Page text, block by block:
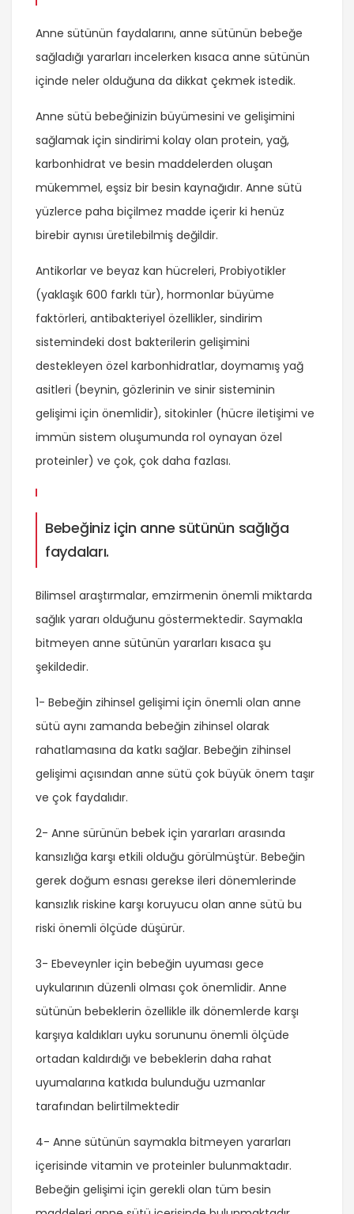
Anne sütünün faydalarını, anne sütünün bebeğe
sağladığı yararları incelerken kısaca anne sütünün
içinde neler olduğuna da dikkat çekmek istedik.
Anne sütü bebeğinizin büyümesini ve gelişimini
sağlamak için sindirimi kolay olan protein, yağ,
karbonhidrat ve besin maddelerden oluşan
mükemmel, eşsiz bir besin kaynağıdır. Anne sütü
yüzlerce paha biçilmez madde içerir ki henüz
birebir aynısı üretilebilmiş değildir.
Antikorlar ve beyaz kan hücreleri, Probiyotikler
(yaklaşık 600 farklı tür), hormonlar büyüme
faktörleri, antibakteriyel özellikler, sindirim
sistemindeki dost bakterilerin gelişimini
destekleyen özel karbonhidratlar, doymamış yağ
asitleri (beynin, gözlerinin ve sinir sisteminin
gelişimi için önemlidir), sitokinler (hücre iletişimi ve
immün sistem oluşumunda rol oynayan özel
proteinler) ve çok, çok daha fazlası.
Bebeğiniz için anne sütünün sağlığa
faydaları.
Bilimsel araştırmalar, emzirmenin önemli miktarda
sağlık yararı olduğunu göstermektedir. Saymakla
bitmeyen anne sütünün yararları kısaca şu
şekildedir.
1- Bebeğin zihinsel gelişimi için önemli olan anne
sütü aynı zamanda bebeğin zihinsel olarak
rahatlamasına da katkı sağlar. Bebeğin zihinsel
gelişimi açısından anne sütü çok büyük önem taşır
ve çok faydalıdır.
2- Anne sürünün bebek için yararları arasında
kansızlığa karşı etkili olduğu görülmüştür. Bebeğin
gerek doğum esnası gerekse ileri dönemlerinde
kansızlık riskine karşı koruyucu olan anne sütü bu
riski önemli ölçüde düşürür.
3- Ebeveynler için bebeğin uyuması gece
uykularının düzenli olması çok önemlidir. Anne
sütünün bebeklerin özellikle ilk dönemlerde karşı
karşıya kaldıkları uyku sorununu önemli ölçüde
ortadan kaldırdığı ve bebeklerin daha rahat
uyumalarına katkıda bulunduğu uzmanlar
tarafından belirtilmektedir
4- Anne sütünün saymakla bitmeyen yararları
içerisinde vitamin ve proteinler bulunmaktadır.
Bebeğin gelişimi için gerekli olan tüm besin